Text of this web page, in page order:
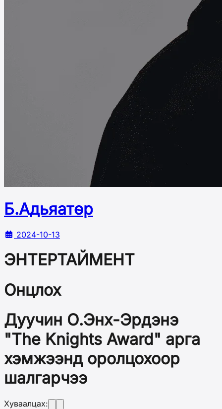
Б.Адьяатөр
2024-10-13
ЭНТЕРТАЙМЕНТ
Онцлох
Дуучин О.Энх-Эрдэнэ
"The Knights Award" арга
хэмжээнд оролцохоор
шалгарчээ
Хуваалцах: